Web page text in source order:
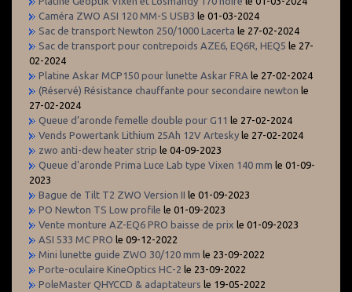
Caméra ZWO ASI 120 MM-S USB3 le 01-03-2024
Sac de transport Newton 250/1000 Lacerta le 27-02-2024
Sac de transport pour contrepoids AZE6, EQ6R, HEQ5 le 27-
02-2024
Platine Askar MCP150 pour lunette Askar FRA le 27-02-2024
(Réservé) Résistance chauffante pour secondaire newton le
27-02-2024
Queue d’aronde femelle double pour G11 le 27-02-2024
Vends Powertank Lithium 25Ah 12V Artesky le 27-02-2024
zwo anti-dew heater strip le 04-09-2023
Queue d'aronde Prima Luce Lab type Vixen 140 mm le 01-09-
2023
Bague de Tilt T2 ZWO Version II le 01-09-2023
PO Newton TS Low profile le 01-09-2023
Vente monture AZ-EQ6 PRO baisse de prix le 01-09-2023
ASI 533 MC PRO le 09-12-2022
Mini lunette guide ZWO 30/120 mm le 23-09-2022
Porte-oculaire KineOptics HC-2 le 23-09-2022
PoleMaster QHYCCD & adaptateurs le 19-05-2022